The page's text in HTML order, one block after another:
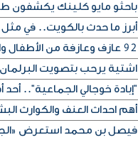
باحثو مايو كلينك يكشفون
أبرز ما حدث بالكويت.. في مثل
92 عازف وعازفة من الأطفال والشباب قدموا ثلاثة حفلات متتالية في مركز اليرموك الثقافي
اشتية يرحب بتصويت
"إبادة خوجالي الجماعية"..
أهم احداث العنف والكوارث
فيصل بن محمد استعرض